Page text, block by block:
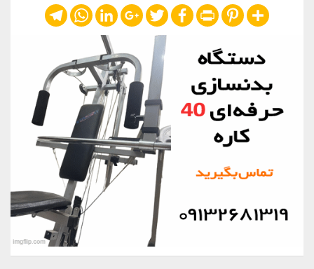
Share
Pinterest
Print
Facebook
Twitter
Google+
LinkedIn
WhatsApp
Telegram